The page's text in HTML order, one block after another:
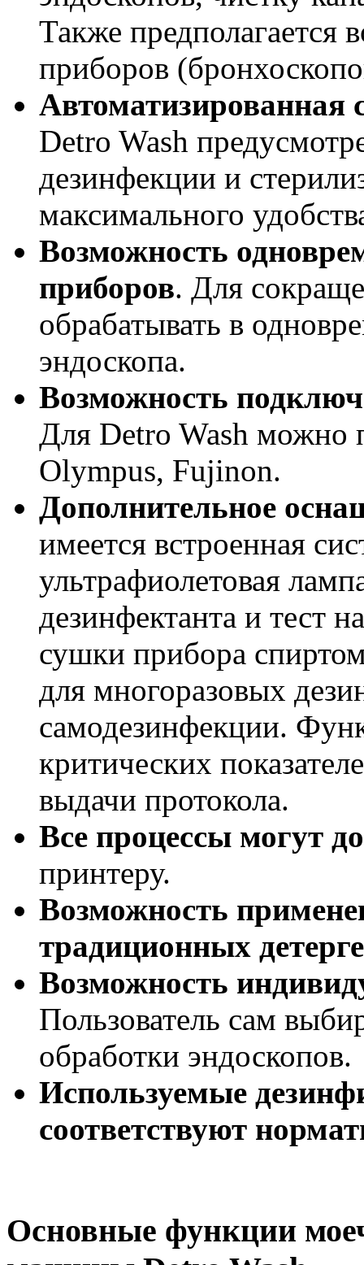
Также предполагается
приборов
Автоматизированная
Detro Wash
дезинфекции и
максимального
Возможность
приборов. Для
обрабатывать в
эндоскопа.
Возможность
Для Detro Wash можно
Olympus, Fujinon.
Дополнительное
имеется встроенная
ультрафиолетовая
дезинфектанта и тест
сушки прибора
для многоразовых
самодезинфекции.
критических
выдачи протокола.
Все процессы могут
принтеру.
Возможность
традиционных
Возможность
Пользователь сам
обработки эндоскопов.
Используемые
соответствуют
Основные функции